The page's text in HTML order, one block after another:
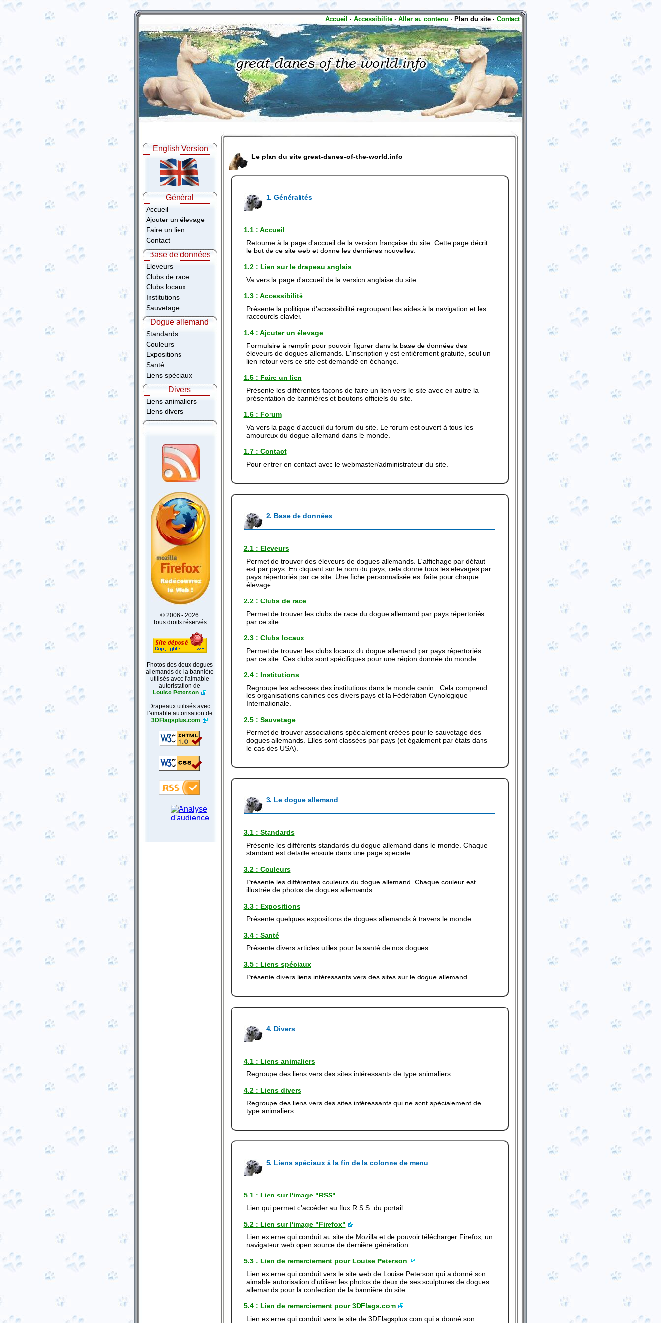
Accueil · Accessibilité · Aller au contenu · Plan du site · Contact
English Version
Général
Accueil
Ajouter un élevage
Faire un lien
Contact
Base de données
Eleveurs
Clubs de race
Clubs locaux
Institutions
Sauvetage
Dogue allemand
Standards
Couleurs
Expositions
Santé
Liens spéciaux
Divers
Liens animaliers
Liens divers
© 2006 - 2026
Tous droits réservés
Photos des deux dogues
allemands de la bannière
utilisés avec l'aimable
autoristation de
Louise Peterson
Drapeaux utilisés avec
l'aimable autorisation de
3DFlagsplus.com
Le plan du site great-danes-of-the-world.info
1. Généralités
1.1 : Accueil
Retourne à la page d'accueil de la version française du site. Cette page décrit
le but de ce site web et donne les dernières nouvelles.
1.2 : Lien sur le drapeau anglais
Va vers la page d'accueil de la version anglaise du site.
1.3 : Accessibilité
Présente la politique d'accessibilité regroupant les aides à la navigation et les
raccourcis clavier.
1.4 : Ajouter un élevage
Formulaire à remplir pour pouvoir figurer dans la base de données des
éleveurs de dogues allemands. L'inscription y est entiérement gratuite, seul un
lien retour vers ce site est demandé en échange.
1.5 : Faire un lien
Présente les différentes façons de faire un lien vers le site avec en autre la
présentation de bannières et boutons officiels du site.
1.6 : Forum
Va vers la page d'accueil du forum du site. Le forum est ouvert à tous les
amoureux du dogue allemand dans le monde.
1.7 : Contact
Pour entrer en contact avec le webmaster/administrateur du site.
2. Base de données
2.1 : Eleveurs
Permet de trouver des éleveurs de dogues allemands. L'affichage par défaut
est par pays. En cliquant sur le nom du pays, cela donne tous les élevages par
pays répertoriés par ce site. Une fiche personnalisée est faite pour chaque
élevage.
2.2 : Clubs de race
Permet de trouver les clubs de race du dogue allemand par pays répertoriés
par ce site.
2.3 : Clubs locaux
Permet de trouver les clubs locaux du dogue allemand par pays répertoriés
par ce site. Ces clubs sont spécifiques pour une région donnée du monde.
2.4 : Institutions
Regroupe les adresses des institutions dans le monde canin . Cela comprend
les organisations canines des divers pays et la Fédération Cynologique
Internationale.
2.5 : Sauvetage
Permet de trouver associations spécialement créées pour le sauvetage des
dogues allemands. Elles sont classées par pays (et également par états dans
le cas des USA).
3. Le dogue allemand
3.1 : Standards
Présente les différents standards du dogue allemand dans le monde. Chaque
standard est détaillé ensuite dans une page spéciale.
3.2 : Couleurs
Présente les différentes couleurs du dogue allemand. Chaque couleur est
illustrée de photos de dogues allemands.
3.3 : Expositions
Présente quelques expositions de dogues allemands à travers le monde.
3.4 : Santé
Présente divers articles utiles pour la santé de nos dogues.
3.5 : Liens spéciaux
Présente divers liens intéressants vers des sites sur le dogue allemand.
4. Divers
4.1 : Liens animaliers
Regroupe des liens vers des sites intéressants de type animaliers.
4.2 : Liens divers
Regroupe des liens vers des sites intéressants qui ne sont spécialement de
type animaliers.
5. Liens spéciaux à la fin de la colonne de menu
5.1 : Lien sur l'image "RSS"
Lien qui permet d'accéder au flux R.S.S. du portail.
5.2 : Lien sur l'image "Firefox"
Lien externe qui conduit au site de Mozilla et de pouvoir télécharger Firefox, un
navigateur web open source de dernière génération.
5.3 : Lien de remerciement pour Louise Peterson
Lien externe qui conduit vers le site web de Louise Peterson qui a donné son
aimable autorisation d'utiliser les photos de deux de ses sculptures de dogues
allemands pour la confection de la bannière du site.
5.4 : Lien de remerciement pour 3DFlags.com
Lien externe qui conduit vers le site de 3DFlagsplus.com qui a donné son